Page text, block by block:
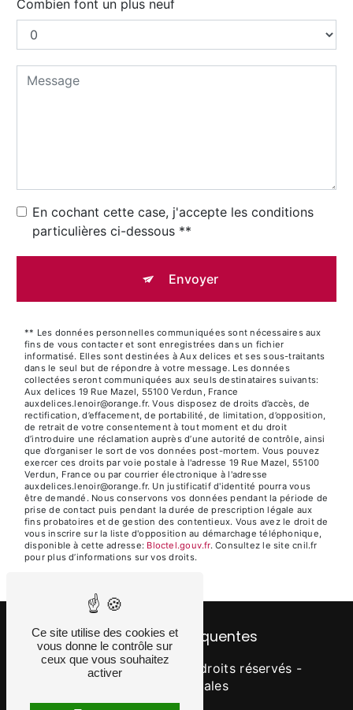
Combien font un plus neuf
En cochant cette case, j'accepte les conditions
particulières ci-dessous **
Envoyer
** Les données personnelles communiquées sont nécessaires aux
fins de vous contacter et sont enregistrées dans un fichier
informatisé. Elles sont destinées à Aux delices et ses sous-traitants
dans le seul but de répondre à votre message. Les données
collectées seront communiquées aux seuls destinataires suivants:
Aux delices 19 Rue Mazel, 55100 Verdun, France
auxdelices.lenoir@orange.fr. Vous disposez de droits d’accès, de
rectification, d’effacement, de portabilité, de limitation, d’opposition,
de retrait de votre consentement à tout moment et du droit
d’introduire une réclamation auprès d’une autorité de contrôle, ainsi
que d’organiser le sort de vos données post-mortem. Vous pouvez
exercer ces droits par voie postale à l'adresse 19 Rue Mazel, 55100
Verdun, France ou par courrier électronique à l'adresse
auxdelices.lenoir@orange.fr. Un justificatif d'identité pourra vous
être demandé. Nous conservons vos données pendant la période de
prise de contact puis pendant la durée de prescription légale aux
fins probatoires et de gestion des contentieux. Vous avez le droit de
vous inscrire sur la liste d'opposition au démarchage téléphonique,
disponible à cette adresse:
Bloctel.gouv.fr. Consultez le site cnil.fr
pour plus d’informations sur vos droits.
Recherches fréquentes
©Vistalid- 2026 - Tous droits réservés -
Mentions légales
Ce site utilise des cookies et
vous donne le contrôle sur
ceux que vous souhaitez
activer